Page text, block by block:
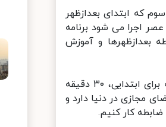
که ابتدای بعدازظهر
اجرا می شود برنامه
بعدازظهرها و آموزش
الحسینی درباره ساعات کلاس ها نیز گفت: عمدتا کلاس های ما ۲۵ دقیقه برای ابتدایی، ۳۰ دقیقه
فضای مجازی در دنیا دارد و
کار کنیم.